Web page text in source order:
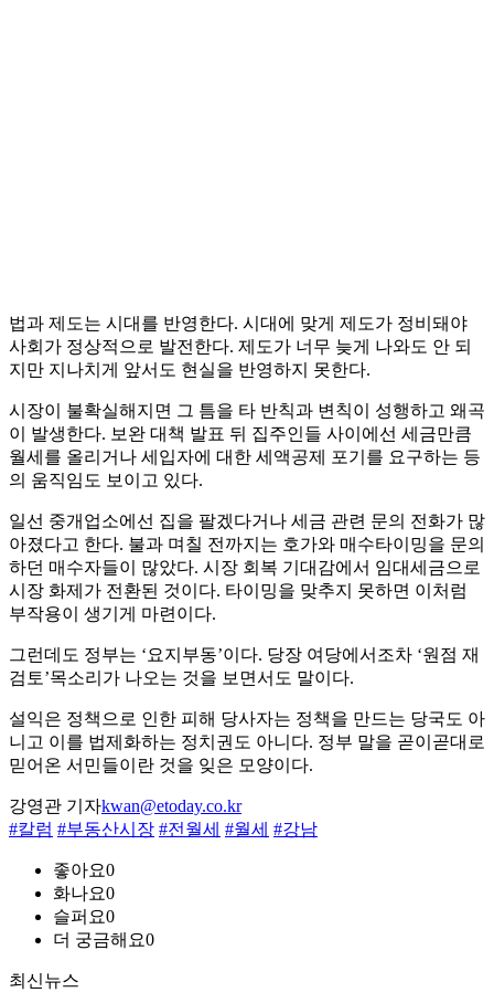
법과 제도는 시대를 반영한다. 시대에 맞게 제도가 정비돼야
사회가 정상적으로 발전한다. 제도가 너무 늦게 나와도 안 되
지만 지나치게 앞서도 현실을 반영하지 못한다.
시장이 불확실해지면 그 틈을 타 반칙과 변칙이 성행하고 왜곡
이 발생한다. 보완 대책 발표 뒤 집주인들 사이에선 세금만큼
월세를 올리거나 세입자에 대한 세액공제 포기를 요구하는 등
의 움직임도 보이고 있다.
일선 중개업소에선 집을 팔겠다거나 세금 관련 문의 전화가 많
아졌다고 한다. 불과 며칠 전까지는 호가와 매수타이밍을 문의
하던 매수자들이 많았다. 시장 회복 기대감에서 임대세금으로
시장 화제가 전환된 것이다. 타이밍을 맞추지 못하면 이처럼
부작용이 생기게 마련이다.
그런데도 정부는 ‘요지부동’이다. 당장 여당에서조차 ‘원점 재
검토’목소리가 나오는 것을 보면서도 말이다.
설익은 정책으로 인한 피해 당사자는 정책을 만드는 당국도 아
니고 이를 법제화하는 정치권도 아니다. 정부 말을 곧이곧대로
믿어온 서민들이란 것을 잊은 모양이다.
강영관 기자kwan@etoday.co.kr
#칼럼 #부동산시장 #전월세 #월세 #강남
좋아요0
화나요0
슬퍼요0
더 궁금해요0
최신뉴스